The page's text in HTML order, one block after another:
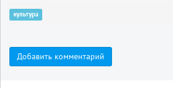
культура
Добавить комментарий